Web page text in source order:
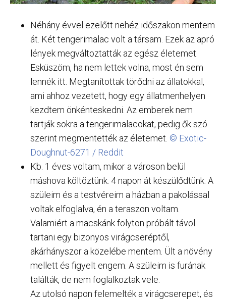
Néhány évvel ezelőtt nehéz időszakon mentem
át. Két tengerimalac volt a társam. Ezek az apró
lények megváltoztatták az egész életemet.
Esküszöm, ha nem lettek volna, most én sem
lennék itt. Megtanítottak törődni az állatokkal,
ami ahhoz vezetett, hogy egy állatmenhelyen
kezdtem önkénteskedni. Az emberek nem
tartják sokra a tengerimalacokat, pedig ők szó
szerint megmentették az életemet. © Exotic-
Doughnut-6271 / Reddit
Kb. 1 éves voltam, mikor a városon belül
máshova költöztünk. 4 napon át készülődtünk. A
szüleim és a testvéreim a házban a pakolással
voltak elfoglalva, én a teraszon voltam.
Valamiért a macskánk folyton próbált távol
tartani egy bizonyos virágcseréptől,
akárhányszor a közelébe mentem. Ült a növény
mellett és figyelt engem. A szüleim is furának
találták, de nem foglalkoztak vele.
Az utolsó napon felemelték a virágcserepet, és